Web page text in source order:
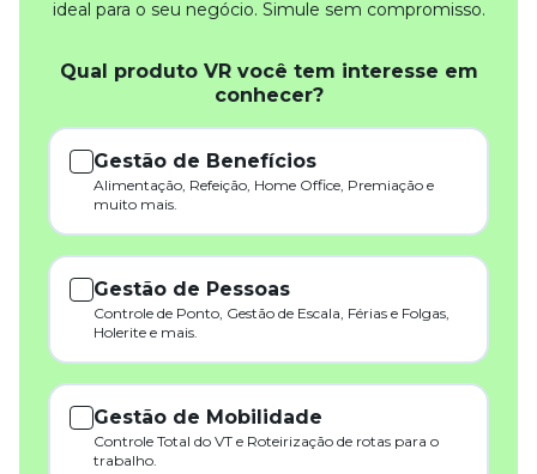
ideal para o seu negócio. Simule sem compromisso.
Qual produto VR você tem interesse em
conhecer?
Gestão de Benefícios
Alimentação, Refeição, Home Office, Premiação e
muito mais.
Gestão de Pessoas
Controle de Ponto, Gestão de Escala, Férias e Folgas,
Holerite e mais.
Gestão de Mobilidade
Controle Total do VT e Roteirização de rotas para o
trabalho.